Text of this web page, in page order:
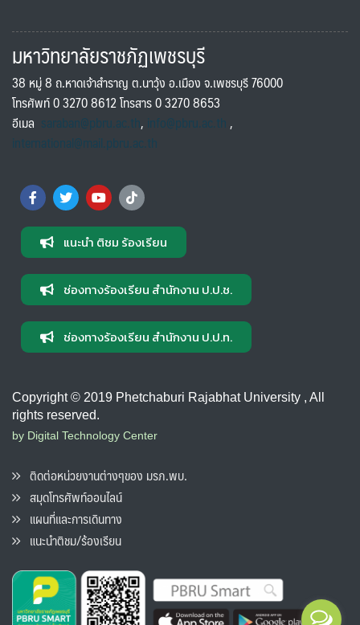
มหาวิทยาลัยราชภัฏเพชรบุรี
38 หมู่ 8 ถ.หาดเจ้าสำราญ ต.นาวุ้ง อ.เมือง จ.เพชรบุรี 76000
โทรศัพท์ 0 3270 8612 โทรสาร 0 3270 8653
อีเมล saraban@pbru.ac.th, info@pbru.ac.th,
international@mail.pbru.ac.th
แนะนำ ติชม ร้องเรียน
ช่องทางร้องเรียน สำนักงาน ป.ป.ช.
ช่องทางร้องเรียน สำนักงาน ป.ป.ท.
Copyright © 2019 Phetchaburi Rajabhat University , All
rights reserved.
by Digital Technology Center
ติดต่อหน่วยงานต่างๆของ มรภ.พบ.
สมุดโทรศัพท์ออนไลน์
แผนที่และการเดินทาง
แนะนำติชม/ร้องเรียน